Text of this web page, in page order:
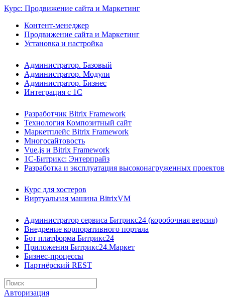
Курс: Продвижение сайта и Маркетинг
Контент-менеджер
Продвижение сайта и Маркетинг
Установка и настройка
Администратор. Базовый
Администратор. Модули
Администратор. Бизнес
Интеграция с 1С
Разработчик Bitrix Framework
Технология Композитный сайт
Маркетплейс Bitrix Framework
Многосайтовость
Vue.js и Bitrix Framework
1С-Битрикс: Энтерпрайз
Разработка и эксплуатация высоконагруженных проектов
Курс для хостеров
Виртуальная машина BitrixVM
Администратор сервиса Битрикс24 (коробочная версия)
Внедрение корпоративного портала
Бот платформа Битрикс24
Приложения Битрикс24.Маркет
Бизнес-процессы
Партнёрский REST
Авторизация